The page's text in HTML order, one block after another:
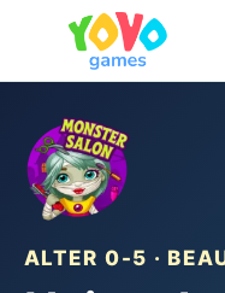
ALTER 0-5 ·